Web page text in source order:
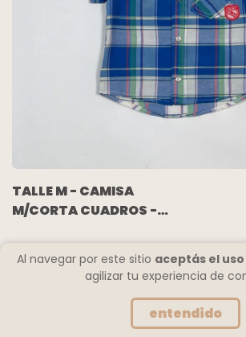
Al navegar por este sitio aceptás el
agilizar tu experiencia de
entendido
TALLE M - CAMISA
M/CORTA CUADROS -